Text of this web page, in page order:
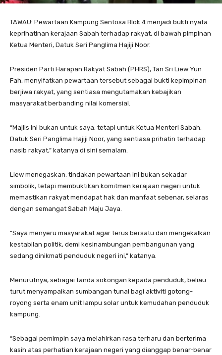
TAWAU: Pewartaan Kampung Sentosa Blok 4 menjadi bukti nyata
keprihatinan kerajaan Sabah terhadap rakyat, di bawah pimpinan
Ketua Menteri, Datuk Seri Panglima Hajiji Noor.
Presiden Parti Harapan Rakyat Sabah (PHRS), Tan Sri Liew Yun
Fah, menyifatkan pewartaan tersebut sebagai bukti kepimpinan
berjiwa rakyat, yang sentiasa mengutamakan kebajikan
masyarakat berbanding nilai komersial.
“Majlis ini bukan untuk saya, tetapi untuk Ketua Menteri Sabah,
Datuk Seri Panglima Hajiji Noor, yang sentiasa prihatin terhadap
nasib rakyat,” katanya di sini semalam.
Liew menegaskan, tindakan pewartaan ini bukan sekadar
simbolik, tetapi membuktikan komitmen kerajaan negeri untuk
memastikan rakyat mendapat hak dan manfaat sebenar, selaras
dengan semangat Sabah Maju Jaya.
“Saya menyeru masyarakat agar terus bersatu dan mengekalkan
kestabilan politik, demi kesinambungan pembangunan yang
sedang dinikmati penduduk negeri ini,” katanya.
Menurutnya, sebagai tanda sokongan kepada penduduk, beliau
turut menyampaikan sumbangan tunai bagi aktiviti gotong-
royong serta enam unit lampu solar untuk kemudahan penduduk
kampung.
“Sebagai pemimpin saya melahirkan rasa terharu dan berterima
kasih atas perhatian kerajaan negeri yang dianggap benar-benar